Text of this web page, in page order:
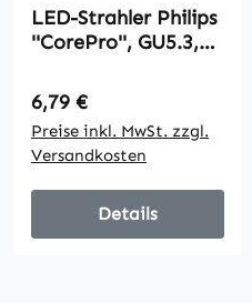
LED-Strahler Philips
''CorePro'', GU5.3,
Regulärer Preis:
6,79 €
Preise inkl. MwSt. zzgl.
Versandkosten
Details